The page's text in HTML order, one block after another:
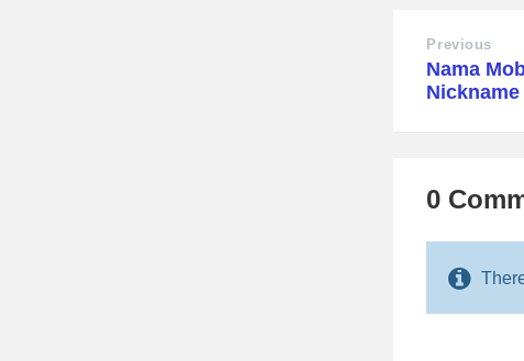
Previous
Nama
Nickname
0